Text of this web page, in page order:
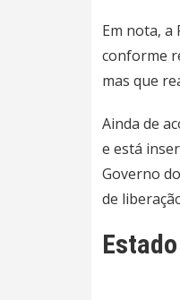
Em nota, a
conforme
mas que
Ainda de
e está
Governo
de
Estado